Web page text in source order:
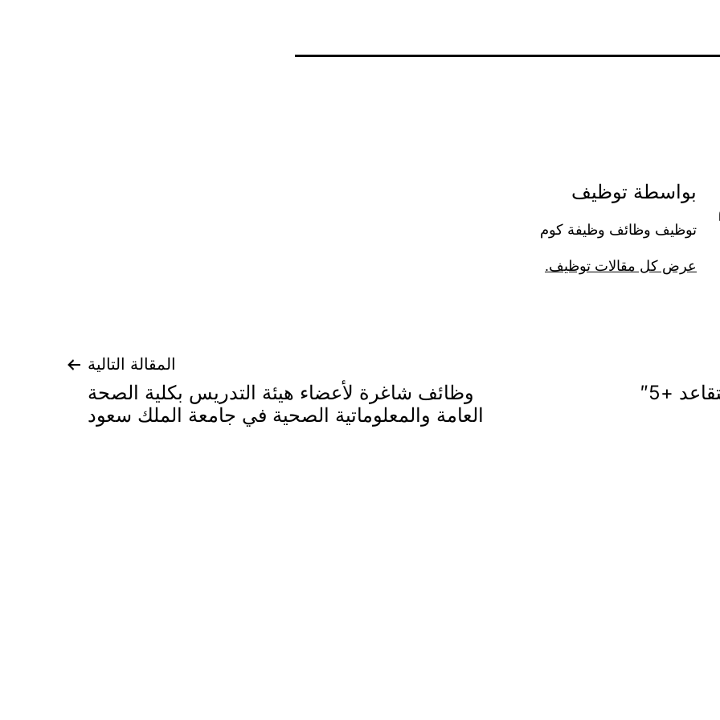
بواسطة توظيف
توظيف وظائف وظيفة كوم
عرض كل مقالات توظيف.
لجنة رباعية لتوظيف المعلمات بـ”التقاعد +5″
المقالة التالية
وظائف شاغرة لأعضاء هيئة التدريس بكلية الصحة
العامة والمعلوماتية الصحية في جامعة الملك سعود